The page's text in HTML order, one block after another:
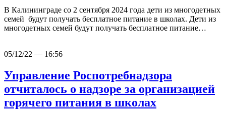
В Калининграде со 2 сентября 2024 года дети из многодетных
семей будут получать бесплатное питание в школах. Дети из
многодетных семей будут получать бесплатное питание…
05/12/22 — 16:56
Управление Роспотребнадзора
отчиталось о надзоре за организацией
горячего питания в школах